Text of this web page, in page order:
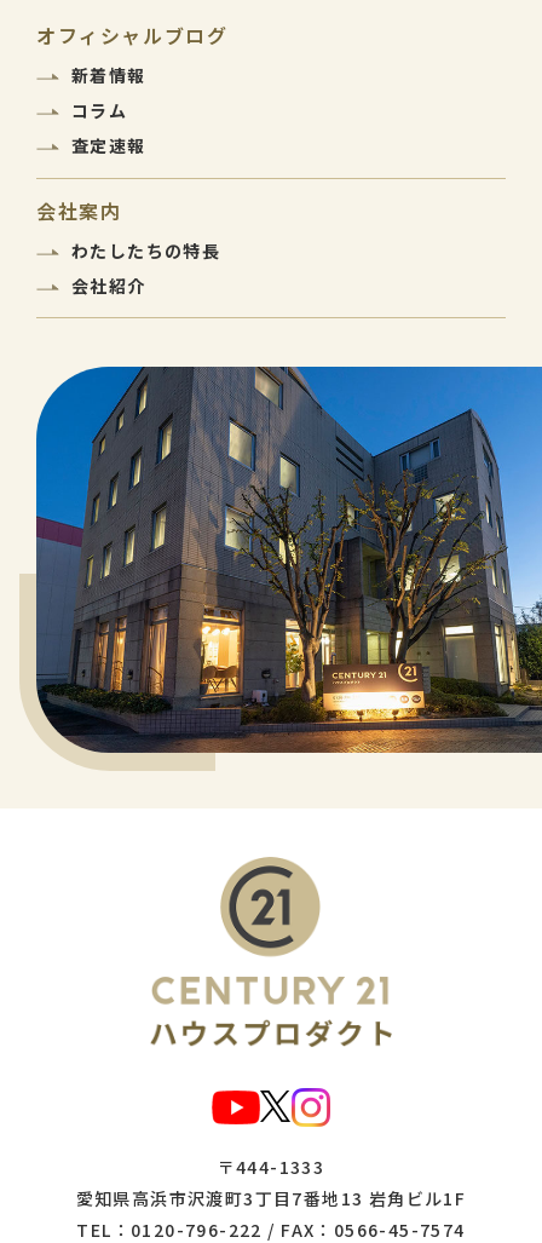
オフィシャルブログ
新着情報
コラム
査定速報
会社案内
わたしたちの特長
会社紹介
〒444-1333
愛知県高浜市沢渡町3丁目7番地13 岩角ビル1F
TEL： 0120-796-222 / FAX：0566-45-7574